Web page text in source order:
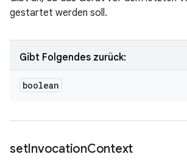
gestartet werden soll.
Gibt Folgendes zurück:
boolean
setInvocationContext